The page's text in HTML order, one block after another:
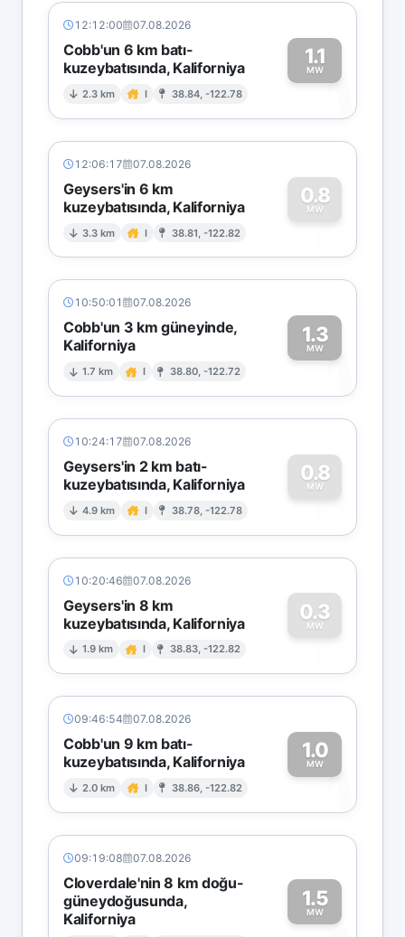
12:12:00 07.08.2026
Cobb'un 6 km batı-
kuzeybatısında, Kaliforniya
2.3 km I 38.84, -122.78
1.1
MW1
12:06:17 07.08.2026
Geysers'in 6 km
kuzeybatısında, Kaliforniya
3.3 km I 38.81, -122.82
0.8
MW
0
10:50:01 07.08.2026
Cobb'un 3 km güneyinde,
Kaliforniya
1.7 km I 38.80, -122.72
1.3
MW1
10:24:17 07.08.2026
Geysers'in 2 km batı-
kuzeybatısında, Kaliforniya
4.9 km I 38.78, -122.78
0.8
MW
0
10:20:46 07.08.2026
Geysers'in 8 km
kuzeybatısında, Kaliforniya
1.9 km I 38.83, -122.82
0.3
MW
0
09:46:54 07.08.2026
Cobb'un 9 km batı-
kuzeybatısında, Kaliforniya
2.0 km I 38.86, -122.82
1.0
MW1
09:19:08 07.08.2026
Cloverdale'nin 8 km doğu-
güneydoğusunda,
Kaliforniya
1.5
MW